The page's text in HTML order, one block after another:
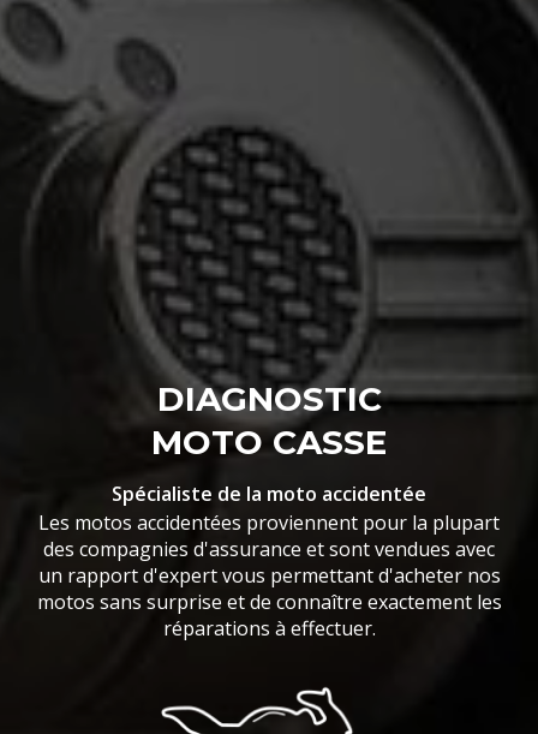
DIAGNOSTIC
MOTO CASSE
Spécialiste de la moto accidentée
Les motos accidentées proviennent pour la plupart
des compagnies d'assurance et sont vendues avec
un rapport d'expert vous permettant d'acheter nos
motos sans surprise et de connaître exactement les
réparations à effectuer.